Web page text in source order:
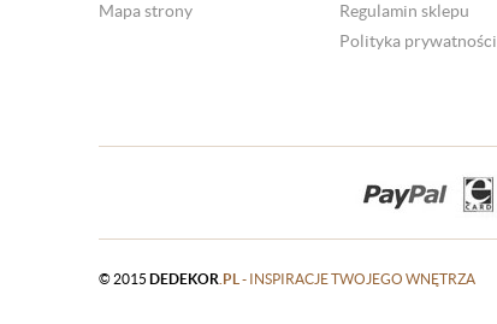
Mapa strony
Regulamin sklepu
Polityka prywatności
© 2015 DEDEKOR .PL - INSPIRACJE TWOJEGO WNĘTRZA